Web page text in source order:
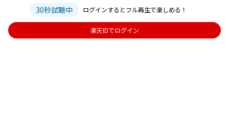
30秒試聴中 ログインするとフル再生で楽しめる！
楽天IDでログイン